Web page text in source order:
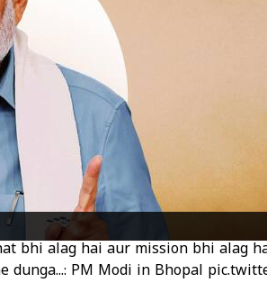
చేస్తున్నారు.
ను
సభలో ప్రసంగించిన ప్రధాని,
దీన్
పరివర్తన్ సంకల్ప్ మహాసభలోనూ
మోదీ
bhi alag hai aur mission bhi alag
PM Modi in Bhopal